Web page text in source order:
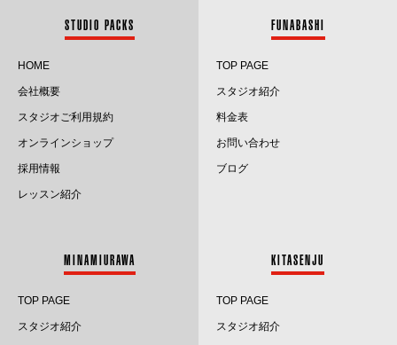
2025.10
2025.8
2025.4
STUDIO PACKS
HOME
会社概要
スタジオご利用規約
オンラインショップ
採用情報
レッスン紹介
FUNABASHI
TOP PAGE
スタジオ紹介
料金表
お問い合わせ
ブログ
MINAMIURAWA
TOP PAGE
スタジオ紹介
KITASENJU
TOP PAGE
スタジオ紹介